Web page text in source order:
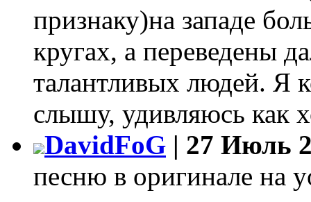
признаку)на западе
кругах, а переведены
талантливых людей. Я
слышу, удивляюсь как
DavidFoG | 27 Июль
песню в оригинале на